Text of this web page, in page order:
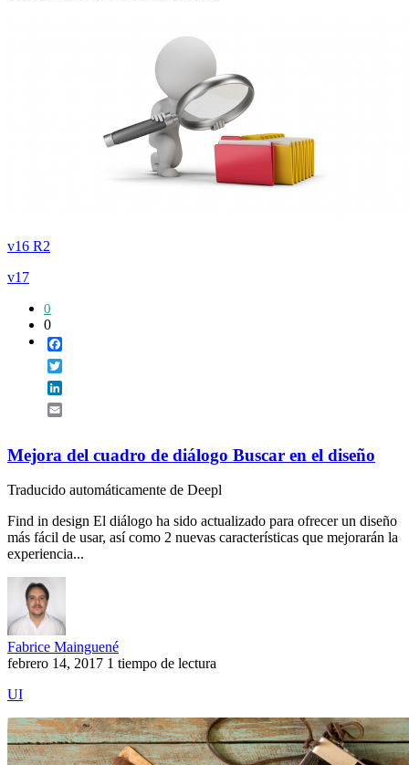
v16 R2
v17
0
0
Mejora del cuadro de diálogo Buscar en el diseño
Traducido automáticamente de Deepl
Find in design El diálogo ha sido actualizado para ofrecer un diseño
más fácil de usar, así como 2 nuevas características que mejorarán la
experiencia...
Fabrice Mainguené
febrero 14, 2017 1 tiempo de lectura
UI